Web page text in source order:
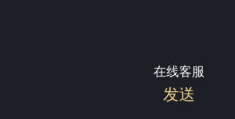
在线客服
发送